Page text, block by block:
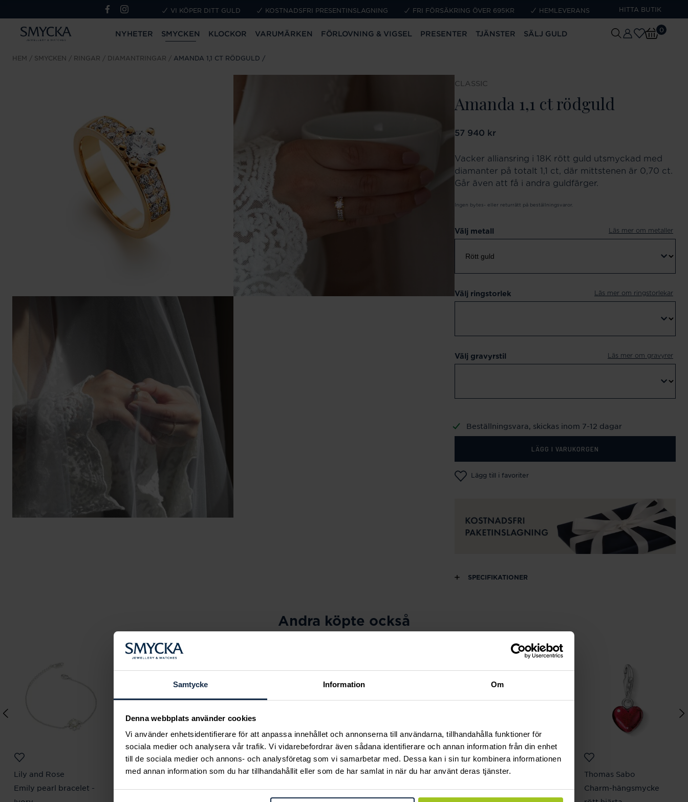
Samtycke Information Om
Denna webbplats använder cookies
Vi använder enhetsidentifierare för att anpassa innehållet och annonserna till användarna, tillhandahålla funktioner för
sociala medier och analysera vår trafik. Vi vidarebefordrar även sådana identifierare och annan information från din enhet
till de sociala medier och annons- och analysföretag som vi samarbetar med. Dessa kan i sin tur kombinera informationen
med annan information som du har tillhandahållit eller som de har samlat in när du har använt deras tjänster.
VI KÖPER DITT GULD KOSTNADSFRI PRESENTINSLAGNING FRI FÖRSÄKRING ÖVER 695KR HEMLEVERANS HITTA BUTIK
NYHETER SMYCKEN KLOCKOR VARUMÄRKEN FÖRLOVNING & VIGSEL PRESENTER TJÄNSTER SÄLJ GULD 0
HEM SMYCKEN RINGAR DIAMANTRINGAR AMANDA 1,1 CT RÖDGULD
CLASSIC
Amanda 1,1 ct rödguld
Pris:57 940 kr
57 940 kr
Vacker alliansring i 18K rött guld utsmyckad med
diamanter på totalt 1,1 ct, där mittstenen är 0,70 ct.
Går även att få i andra guldfärger.
Ingen bytes- eller returrätt på beställningsvaror.
Välj metall Läs mer om metaller
Välj ringstorlek Läs mer om ringstorlekar
Välj gravyrstil Läs mer om gravyrer
Beställningsvara, skickas inom 7-12 dagar
LÄGG I VARUKORGEN
Lägg till i favoriter
SPECIFIKATIONER
Andra köpte också
Lily and Rose
Emily pearl bracelet -
Mockberg
Royal Watch 28 mm
Caroline Svedbom
Classic Stud Earrings /
Mockberg
Ellie Gold Necklace
August
Pansarlänk 8 mm 19
Thomas Sabo
Charm-hängsmycke